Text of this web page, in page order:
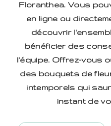
Floranthea. Vous
en ligne ou
découvrir
bénéficier des
l'équipe. Offrez-vous
des bouquets de
intemporels qui
instant de